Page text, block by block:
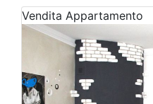
Vendita Appartamento